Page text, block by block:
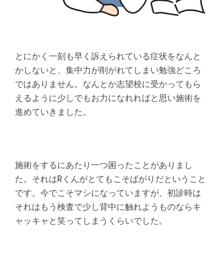
とにかく一刻も早く訴えられている症状をなんと
かしないと、集中力が削がれてしまい勉強どころ
ではありません。なんとか志望校に受かってもら
えるように少しでもお力になれればと思い施術を
進めていきました。
施術をするにあたり一つ困ったことがありまし
た。それはRくんがとてもこそばがりだということ
です。今でこそマシになっていますが、初診時は
それはもう検査で少し背中に触れようものならキ
ャッキャと笑ってしまうくらいでした。